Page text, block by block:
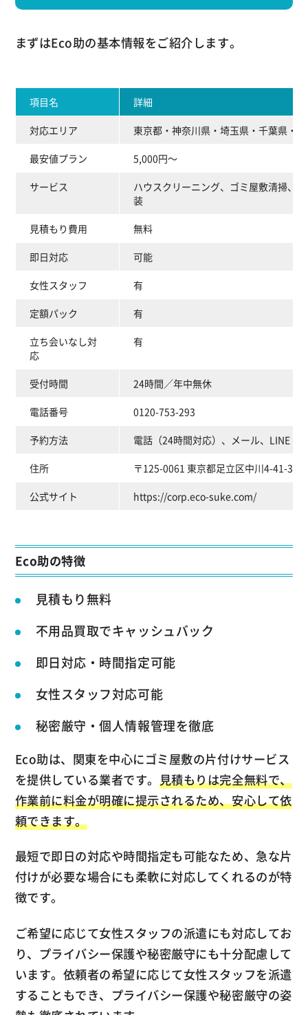
まずはEco助の基本情報をご紹介します。
項目名 詳細
対応エリア 東京都・神奈川県・埼玉県・千葉県・
最安値プラン 5,000円～
サービス
ハウスクリーニング、ゴミ屋敷清掃、
装
見積もり費用 無料
即日対応 可能
女性スタッフ 有
定額パック 有
立ち会いなし対
応
有
受付時間 24時間／年中無休
電話番号 0120-753-293
予約方法 電話（24時間対応）、メール、LINE
住所 〒125-0061 東京都足立区中川4-41-30
公式サイト https://corp.eco-suke.com/
Eco助の特徴
見積もり無料
不用品買取でキャッシュバック
即日対応・時間指定可能
女性スタッフ対応可能
秘密厳守・個人情報管理を徹底
Eco助は、関東を中心にゴミ屋敷の片付けサービス
を提供している業者です。 見積もりは完全無料で、
作業前に料金が明確に提示されるため、安心して依
頼できます。
最短で即日の対応や時間指定も可能なため、急な片
付けが必要な場合にも柔軟に対応してくれるのが特
徴です。
ご希望に応じて女性スタッフの派遣にも対応してお
り、プライバシー保護や秘密厳守にも十分配慮して
います。依頼者の希望に応じて女性スタッフを派遣
することもでき、プライバシー保護や秘密厳守の姿